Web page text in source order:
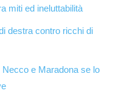
miti ed ineluttabilità
destra contro ricchi di
Necco e Maradona se lo